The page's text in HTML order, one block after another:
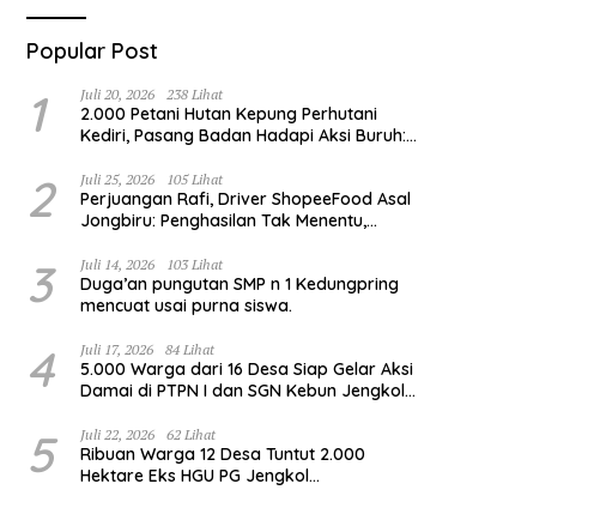
Merah Putih
Popular Post
1 Juli 20, 2026 238 Lihat
2.000 Petani Hutan Kepung Perhutani
Kediri, Pasang Badan Hadapi Aksi Buruh:
Hutan”
2 Juli 25, 2026 105 Lihat
Perjuangan Rafi, Driver ShopeeFood Asal
Jongbiru: Penghasilan Tak Menentu,
3 Juli 14, 2026 103 Lihat
Duga’an pungutan SMP n 1 Kedungpring
mencuat usai purna siswa.
4 Juli 17, 2026 84 Lihat
5.000 Warga dari 16 Desa Siap Gelar Aksi
Damai di PTPN I dan SGN Kebun Jengkol,
5 Juli 22, 2026 62 Lihat
Ribuan Warga 12 Desa Tuntut 2.000
Hektare Eks HGU PG Jengkol